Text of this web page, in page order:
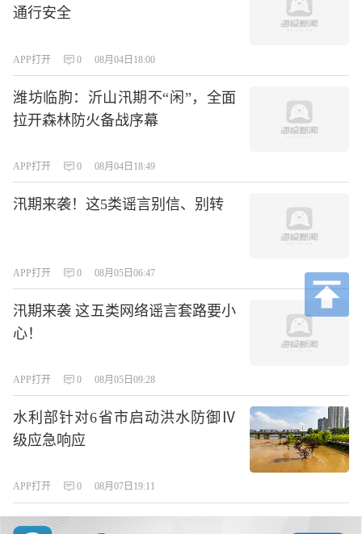
通行安全
APP打开 0 08月04日18:00
潍坊临朐：沂山汛期不“闲”，全面
拉开森林防火备战序幕
APP打开 0 08月04日18:49
汛期来袭！这5类谣言别信、别转
APP打开 0 08月05日06:47
汛期来袭 这五类网络谣言套路要小
心！
APP打开 0 08月05日09:28
水利部针对6省市启动洪水防御Ⅳ
级应急响应
APP打开 0 08月07日19:11